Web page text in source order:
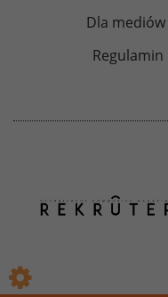
Dla mediów
Regulamin